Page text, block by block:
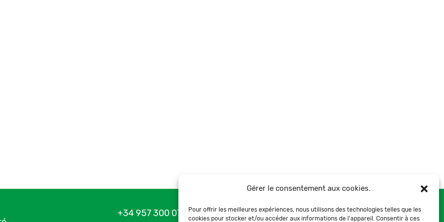
Gérer le consentement aux cookies.
Pour offrir les meilleures expériences, nous utilisons des technologies telles que les
cookies pour stocker et/ou accéder aux informations de l'appareil. Consentir à ces
+34 957 300 075